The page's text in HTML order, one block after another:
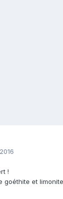
!
goéthite et